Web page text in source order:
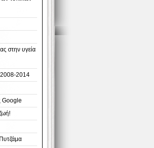
στην υγεία
2014
Google